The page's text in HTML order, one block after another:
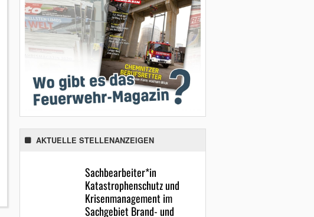
AKTUELLE STELLENANZEIGEN
Sachbearbeiter*in
Katastrophenschutz und
Krisenmanagement im
Sachgebiet Brand- und